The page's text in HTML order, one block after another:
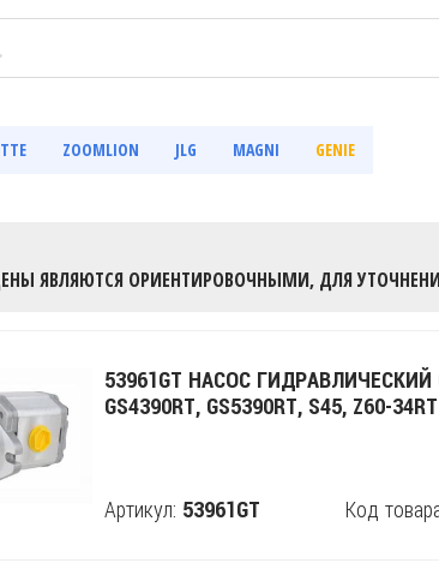
ZOOMLION JLG MAGNI GENIE
ЯВЛЯЮТСЯ ОРИЕНТИРОВОЧНЫМИ, ДЛЯ
53961GT НАСОС ГИДРАВЛИЧЕСКИЙ
GS4390RT, GS5390RT, S45, Z60-34RT
Артикул: 53961GT Код
Поделится